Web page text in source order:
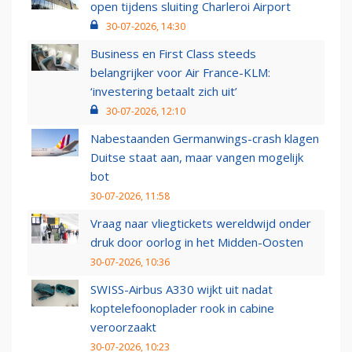
open tijdens sluiting Charleroi Airport
30-07-2026, 14:30
Business en First Class steeds
belangrijker voor Air France-KLM:
‘investering betaalt zich uit’
30-07-2026, 12:10
Nabestaanden Germanwings-crash klagen
Duitse staat aan, maar vangen mogelijk
bot
30-07-2026, 11:58
Vraag naar vliegtickets wereldwijd onder
druk door oorlog in het Midden-Oosten
30-07-2026, 10:36
SWISS-Airbus A330 wijkt uit nadat
koptelefoonoplader rook in cabine
veroorzaakt
30-07-2026, 10:23